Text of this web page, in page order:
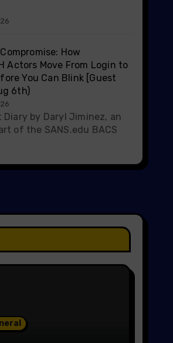
How
Actors Move From Login to
You Can Blink [Guest
6th)
Diary by Daryl Jiminez, an
of the SANS.edu BACS